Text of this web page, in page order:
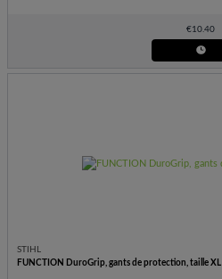
€10.40
STIHL
FUNCTION DuroGrip, gants de protection, taille XL